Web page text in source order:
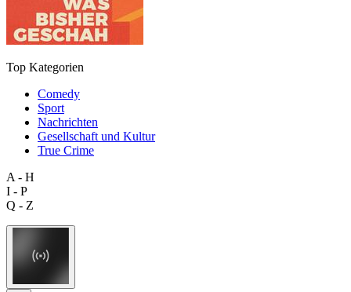
Top Kategorien
Comedy
Sport
Nachrichten
Gesellschaft und Kultur
True Crime
A - H
I - P
Q - Z